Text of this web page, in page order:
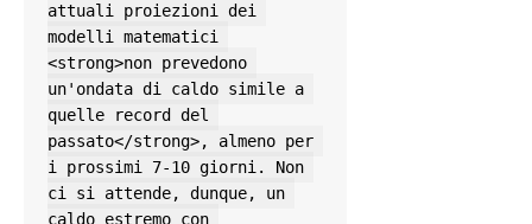
attuali proiezioni dei
modelli matematici
<strong>non prevedono
un'ondata di caldo simile a
quelle record del
passato</strong>, almeno per
i prossimi 7-10 giorni. Non
ci si attende, dunque, un
caldo estremo con